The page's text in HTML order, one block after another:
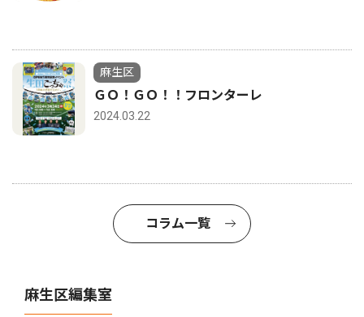
麻生区
ＧＯ！ＧＯ！！フロンターレ
2024.03.22
コラム一覧
麻生区編集室